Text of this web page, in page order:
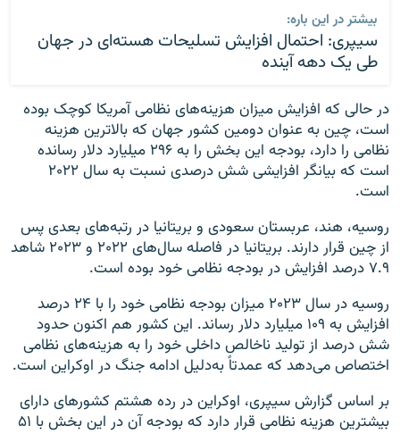
بیشتر در این باره:
سیپری: احتمال افزایش تسلیحات هسته‌ای در جهان
طی یک دهه آینده
در حالی که افزایش میزان هزینه‌های نظامی آمریکا کوچک بوده
است، چین به عنوان دومین کشور جهان که بالاترین هزینه
نظامی را دارد، بودجه این بخش را به ۲۹۶ میلیارد دلار رسانده
است که بیانگر افزایشی شش درصدی نسبت به سال ۲۰۲۲
است.
روسیه، هند، عربستان سعودی و بریتانیا در رتبه‌های بعدی پس
از چین قرار دارند. بریتانیا در فاصله سال‌های ۲۰۲۲ و ۲۰۲۳ شاهد
۷.۹ درصد افزایش در بودجه نظامی خود بوده است.
روسیه در سال ۲۰۲۳ میزان بودجه نظامی خود را با ۲۴ درصد
افزایش به ۱۰۹ میلیارد دلار رساند. این کشور هم اکنون حدود
شش درصد از تولید ناخالص داخلی خود را به هزینه‌های نظامی
اختصاص می‌دهد که عمدتاً به‌دلیل ادامه جنگ در اوکراین است.
بر اساس گزارش سیپری، اوکراین در رده هشتم کشورهای دارای
بیشترین هزینه‌ نظامی قرار دارد که بودجه آن در این بخش با ۵۱